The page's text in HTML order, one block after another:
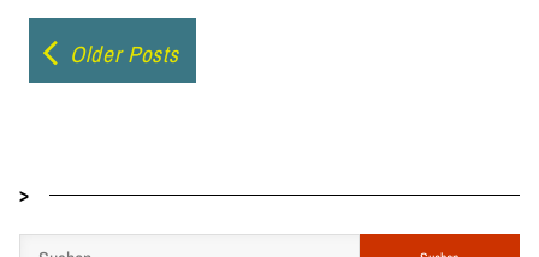
Posts
navigation
Older Posts
>